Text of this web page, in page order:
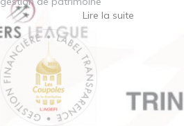
Lire la suite